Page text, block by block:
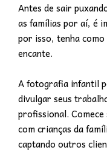
Antes de sair
as famílias por aí, é
por isso, tenha
encante.
A fotografia infantil
divulgar seus
profissional.
com crianças da
captando outros